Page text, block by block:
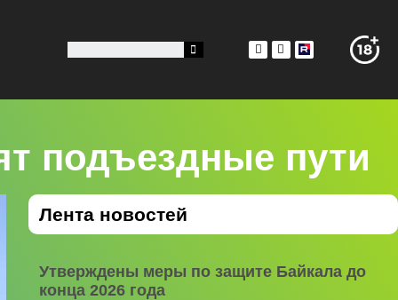
подъездные пути
Лента новостей
Утверждены меры по защите Байкала до
конца 2026 года